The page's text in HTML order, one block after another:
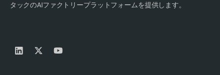
タックのAIファクトリープラットフォームを提供します。